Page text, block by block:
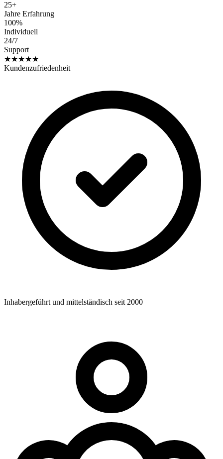
25+
Jahre Erfahrung
100%
Individuell
24/7
Support
★★★★★
Kundenzufriedenheit
Inhabergeführt und mittelständisch seit 2000